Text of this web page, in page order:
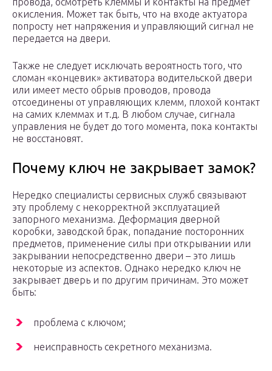
окисления. Может так быть, что на входе актуатора
попросту нет напряжения и управляющий сигнал не
передается на двери.
Также не следует исключать вероятность того, что
сломан «концевик» активатора водительской двери
или имеет место обрыв проводов, провода
отсоединены от управляющих клемм, плохой контакт
на самих клеммах и т.д. В любом случае, сигнала
управления не будет до того момента, пока контакты
не восстановят.
Почему ключ не закрывает замок?
Нередко специалисты сервисных служб связывают
эту проблему с некорректной эксплуатацией
запорного механизма. Деформация дверной
коробки, заводской брак, попадание посторонних
предметов, применение силы при открывании или
закрывании непосредственно двери – это лишь
некоторые из аспектов. Однако нередко ключ не
закрывает дверь и по другим причинам. Это может
быть:
проблема с ключом;
неисправность секретного механизма.